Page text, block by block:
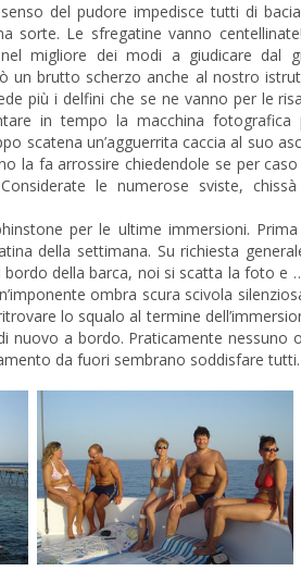
del pudore impedisce tutti di
sorte. Le sfregatine vanno
migliore dei modi a giudicare dal
un brutto scherzo anche al nostro
più i delfini che se ne vanno per le
in tempo la macchina fotografica
scatena un’agguerrita caccia al suo
la fa arrossire chiedendole se per
le numerose sviste,
per le ultime immersioni.
della settimana. Su richiesta
bordo della barca, noi si scatta la foto e
ombra scura scivola
lo squalo al termine
nuovo a bordo. Praticamente nessuno
da fuori sembrano soddisfare tutti.